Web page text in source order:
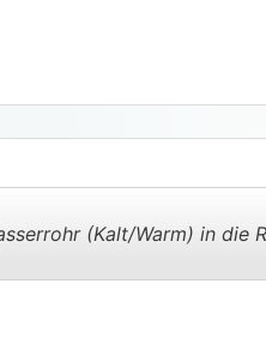
(Kalt/Warm) in die